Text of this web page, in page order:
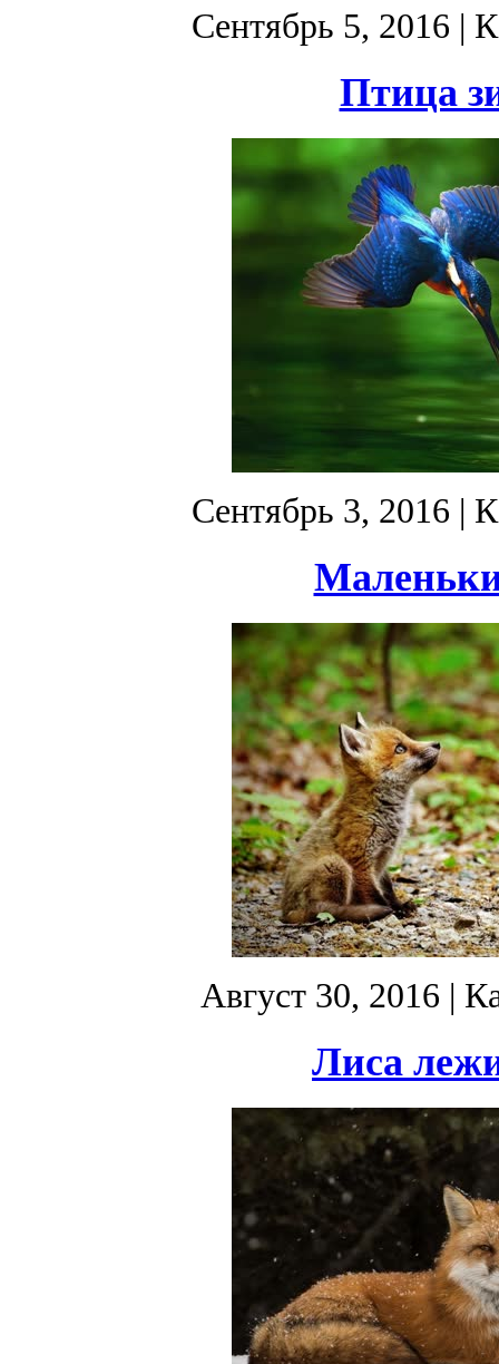
Сентябрь 5, 2016 |
Птица
Сентябрь 3, 2016 |
Август 30, 2016 |
Лиса